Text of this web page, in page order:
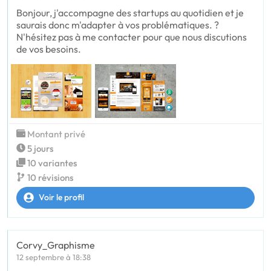
Bonjour, j'accompagne des startups au quotidien et je
saurais donc m'adapter à vos problématiques. ?
N'hésitez pas à me contacter pour que nous discutions
de vos besoins.
Montant privé
5 jours
10 variantes
10 révisions
Voir le profil
Corvy_Graphisme
12 septembre à 18:38